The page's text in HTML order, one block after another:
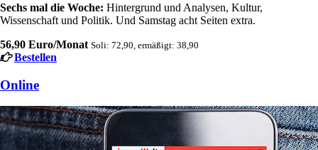
Sechs mal die Woche: Hintergrund und Analysen, Kultur,
Wissenschaft und Politik. Und Samstag acht Seiten extra.
56,90 Euro/Monat Soli: 72,90, ermäßigt: 38,90
Bestellen
Online